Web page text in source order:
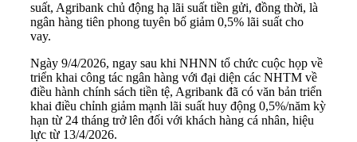
suất, Agribank chủ động hạ lãi suất tiền gửi, đồng thời, là
ngân hàng tiên phong tuyên bố giảm 0,5% lãi suất cho
vay.
Ngày 9/4/2026, ngay sau khi NHNN tổ chức cuộc họp về
triển khai công tác ngân hàng với đại diện các NHTM về
điều hành chính sách tiền tệ, Agribank đã có văn bản triển
khai điều chỉnh giảm mạnh lãi suất huy động 0,5%/năm kỳ
hạn từ 24 tháng trở lên đối với khách hàng cá nhân, hiệu
lực từ 13/4/2026.